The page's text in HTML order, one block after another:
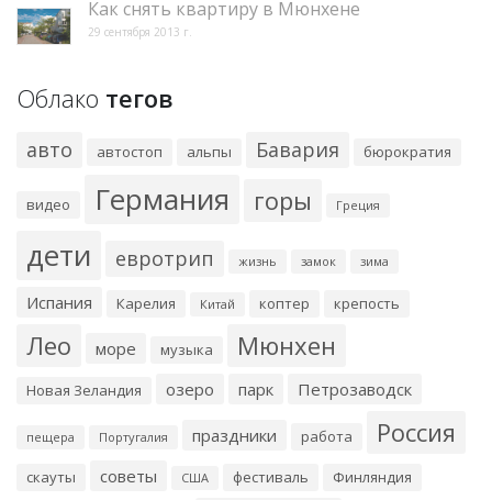
Как снять квартиру в Мюнхене
29 сентября 2013 г.
Облако тегов
авто автостоп альпы Бавария бюрократия
видео Германия горы Греция
дети евротрип жизнь замок зима
Испания Карелия Китай коптер крепость
Лео море музыка Мюнхен
Новая Зеландия озеро парк Петрозаводск
пещера Португалия праздники работа Россия
скауты советы США фестиваль Финляндия